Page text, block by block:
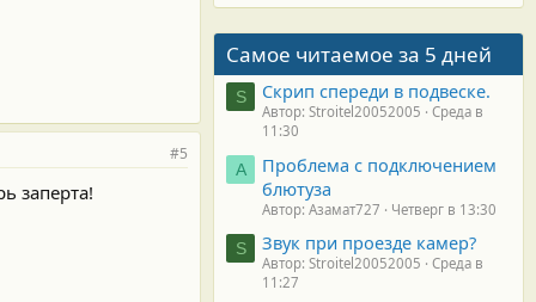
#5
заперта!
Самое читаемое за 5 дней
S Скрип спереди в подвеске.
Автор: Stroitel20052005
Среда в
11:30
А
Проблема с подключением
блютуза
Автор: Азамат727 Четверг в 13:30
S Звук при проезде камер?
Автор: Stroitel20052005
Среда в
11:27